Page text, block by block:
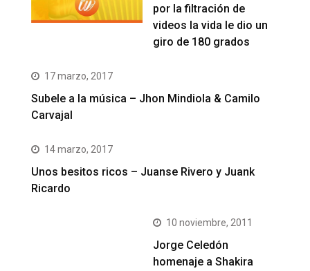
por la filtración de
videos la vida le dio un
giro de 180 grados
17 marzo, 2017
Subele a la música – Jhon Mindiola & Camilo
Carvajal
14 marzo, 2017
Unos besitos ricos – Juanse Rivero y Juank
Ricardo
10 noviembre, 2011
Jorge Celedón
homenaje a Shakira